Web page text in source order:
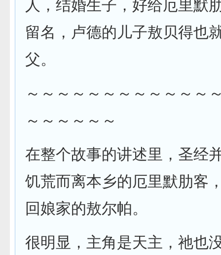
人，结婚生子，好给厄里默
留名，卢德的儿子敖贝得也
父。
～～～～～～～～～～～～
～～～～～～
在整个故事的讲述里，圣经
饥荒而离本乡的厄里默肋客
回娘家的敖尔帕。
很明显，主角是天主，祂也